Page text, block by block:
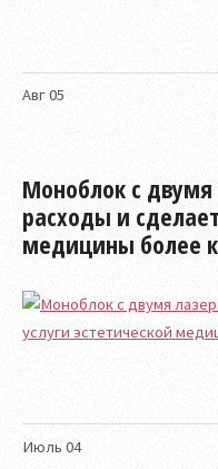
Авг05
Моноблок с
расходы и
медицины более
Июль 04